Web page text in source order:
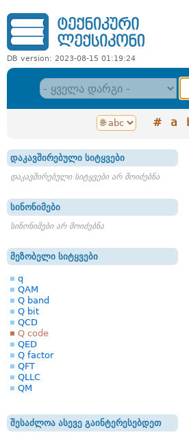
DB version: 2023-08-15 01:19:24
# a
დაკავშირებული სიტყვები
დაკავშირებული სიტყვები არ მოიძებნა
სინონიმები
სინონიმები არ მოიძებნა
მეზობელი სიტყვები
q
QAM
Q band
Q bit
QCD
Q code
QED
Q factor
QFT
QLLC
QM
შესაძლოა ასევე გაინტერესებდეთ